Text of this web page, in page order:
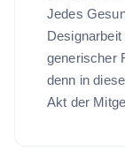
Jedes
generischer
denn in
Akt der